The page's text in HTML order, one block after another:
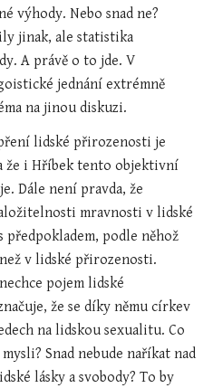
výhody. Nebo snad ne?
jinak, ale statistika
A právě o to jde. V
jednání extrémně
na jinou diskuzi.
lidské přirozenosti je
že i Hříbek tento objektivní
Dále není pravda, že
mravnosti v lidské
podle něhož
v lidské přirozenosti.
pojem lidské
že se díky němu církev
na lidskou sexualitu. Co
Snad nebude naříkat nad
lásky a svobody? To by